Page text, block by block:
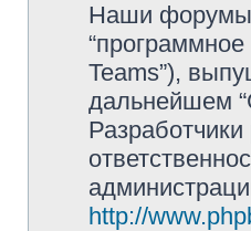
Наши форумы
“программное
Teams”),
дальнейшем
http://